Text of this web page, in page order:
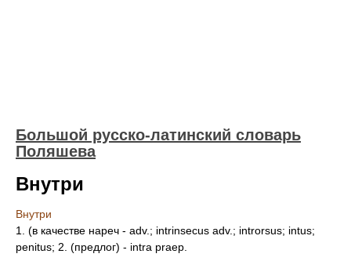
Большой русско-латинский словарь
Поляшева
Внутри
Внутри
1. (в качестве нареч - adv.; intrinsecus adv.; introrsus; intus;
penitus; 2. (предлог) - intra praep.